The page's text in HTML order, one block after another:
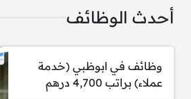
الوظائف الخالية:
1- مطلوب ممرضة مسجلة
أحدث الوظائف
وظائف في ابوظبي (خدمة
عملاء) براتب 4,700 درهم